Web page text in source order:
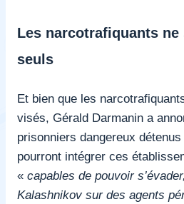
Les narcotrafiquants
seuls
Et bien que les
visés, Gérald Darmanin a
prisonniers dangereux
pourront intégrer ces
« capables de pouvoir
Kalashnikov sur des agents